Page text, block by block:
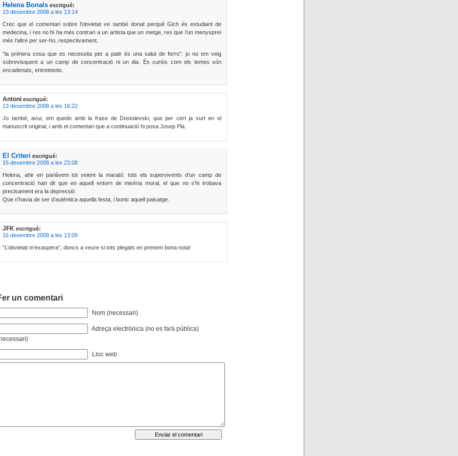
Helena Bonals escrigué:
13 desembre 2008 a les 13:14
Crec que el comentari sobre l’obvietat ve també donat perquè Gich és estudiant de
medecina, i res no hi ha més contrari a un artista que un metge, res que l’un menyspreï
més l’altre per ser-ho, respectivament.
“la primera cosa que es necessita per a patir és una salut de ferro”: jo no em veig
sobrevisquent a un camp de concentració ni un dia. És curiós com els temes són
encadenats, entreteixits.
Antoni escrigué:
13 desembre 2008 a les 16:22
Jo també, avui, em quedo amb la frase de Dostoievski, que per cert ja surt en el
manuscrit original, i amb el comentari que a continuació hi posa Josep Pla.
El Criteri escrigué:
15 desembre 2008 a les 23:08
Helena, ahir en parlàvem tot veient la marató: tots els supervivents d’un camp de
concentració han dit que en aquell entorn de misèria moral, el que no s’hi trobava
precisament era la depressió.
Que n’havia de ser d’autèntica aquella festa, i bonic aquell paisatge.
JFK escrigué:
16 desembre 2008 a les 13:09
“L’obvietat m’exaspera”, doncs a veure si tots plegats en prenem bona nota!
un comentari
Nom (necessari)
Adreça electrònica (no es farà pública)
Lloc web